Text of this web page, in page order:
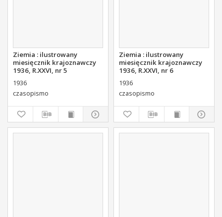
Ziemia : ilustrowany
miesięcznik krajoznawczy
1936, R.XXVI, nr 5
1936
czasopismo
Ziemia : ilustrowany
miesięcznik krajoznawczy
1936, R.XXVI, nr 6
1936
czasopismo